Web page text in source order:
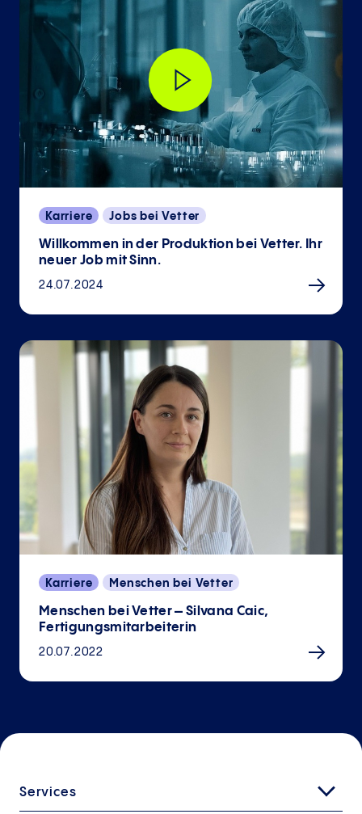
Karriere Jobs bei Vetter
Willkommen in der Produktion bei Vetter. Ihr
neuer Job mit Sinn.
24.07.2024
Karriere Menschen bei Vetter
Menschen bei Vetter – Silvana Caic,
Fertigungsmitarbeiterin
20.07.2022
Services